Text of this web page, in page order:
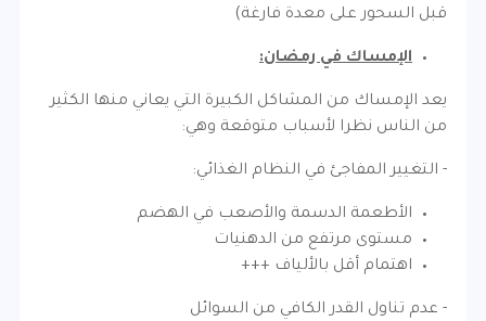
قبل السحور على معدة فارغة)
الإمساك في رمضان:
يعد الإمساك من المشاكل الكبيرة التي يعاني منها الكثير
من الناس نظرا لأسباب متوقعة وهي:
- التغيير المفاجئ في النظام الغذائي:
الأطعمة الدسمة والأصعب في الهضم
مستوى مرتفع من الدهنيات
اهتمام أقل بالألياف +++
- عدم تناول القدر الكافي من السوائل